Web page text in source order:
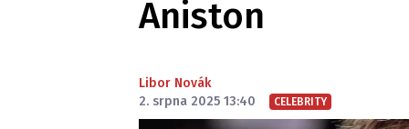
Aniston
Libor Novák
2. srpna 2025 13:40
CELEBRITY